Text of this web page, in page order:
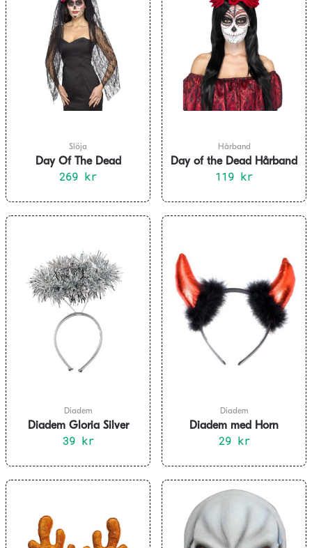
Slöja
Day Of The Dead
Hårband med Blommor
269 kr
Hårband
Day of the Dead Hårband
med Röda Rosor
119 kr
Diadem
Diadem Gloria Silver
39 kr
Diadem
Diadem med Horn
29 kr